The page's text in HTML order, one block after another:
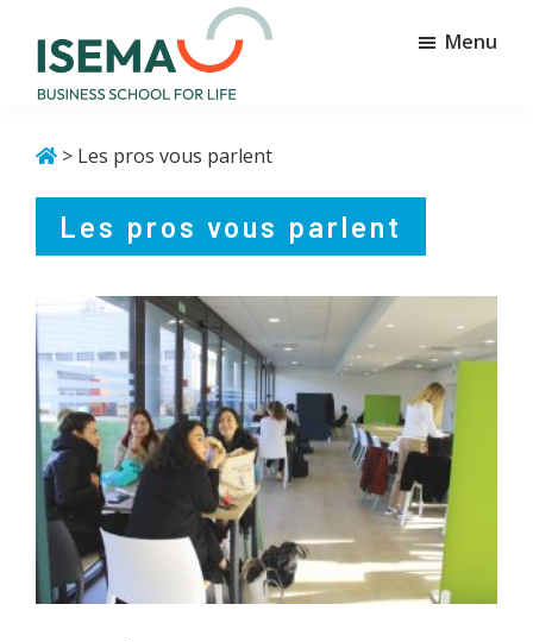
contenu
principal
pied
school
for
life
Menu
> Les pros vous parlent
Les pros vous parlent